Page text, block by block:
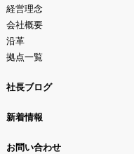
経営理念
会社概要
沿革
拠点一覧
社長ブログ
新着情報
お問い合わせ